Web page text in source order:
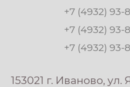
+7 (4932) 93-
+7 (4932) 93-
+7 (4932) 93-
153021 г. Иваново,